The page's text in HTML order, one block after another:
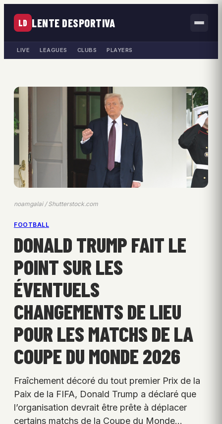
LD LENTE DESPORTIVA
LIVE LEAGUES CLUBS PLAYERS
noamgalai / Shutterstock.com
FOOTBALL
DONALD TRUMP FAIT LE
POINT SUR LES
ÉVENTUELS
CHANGEMENTS DE LIEU
POUR LES MATCHS DE LA
COUPE DU MONDE 2026
Fraîchement décoré du tout premier Prix de la
Paix de la FIFA, Donald Trump a déclaré que
l’organisation devrait être prête à déplacer
certains matchs de la Coupe du Monde…